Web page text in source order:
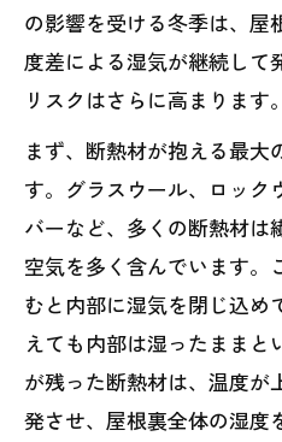
の影響を受ける冬季は、屋
度差による湿気が継続して
リスクはさらに高まります。
まず、断熱材が抱える最
す。グラスウール、ロック
バーなど、多くの断熱材は
空気を多く含んでいます。
むと内部に湿気を閉じ込め
えても内部は湿ったまま
が残った断熱材は、温度が
発させ、屋根裏全体の湿度